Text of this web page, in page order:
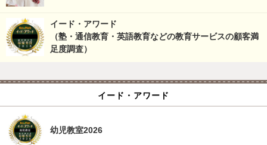
イード・アワード
（塾・通信教育・英語教育などの教育サービスの顧客満
足度調査）
イード・アワード
幼児教室2026